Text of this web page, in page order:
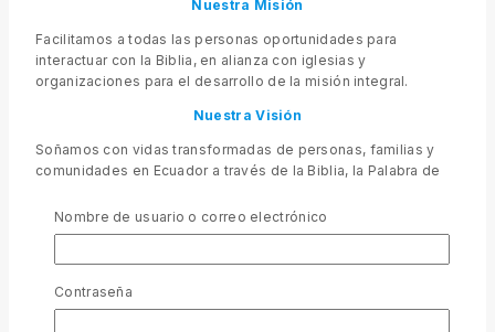
Nuestra Misión
Facilitamos a todas las personas oportunidades para
interactuar con la Biblia, en alianza con iglesias y
organizaciones para el desarrollo de la misión integral.
Nuestra Visión
Soñamos con vidas transformadas de personas, familias y
comunidades en Ecuador a través de la Biblia, la Palabra de
Nuestros Valores Centrales
Valoramos a las iglesias como agentes principales de
Valoramos los recursos que ayudan a las personas
Nombre de usuario o correo electrónico
Contraseña